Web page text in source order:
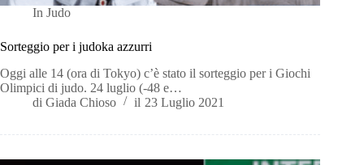
In Judo
Sorteggio per i judoka azzurri
Oggi alle 14 (ora di Tokyo) c’è stato il sorteggio per i Giochi
Olimpici di judo. 24 luglio (-48 e…
di Giada Chioso il 23 Luglio 2021